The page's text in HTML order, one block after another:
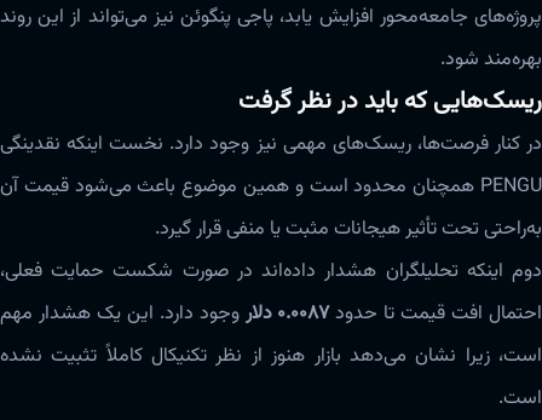
پروژه‌های جامعه‌محور افزایش یابد، پاجی پنگوئن نیز می‌تواند از این روند
بهره‌مند شود.
ریسک‌هایی که باید در نظر گرفت
در کنار فرصت‌ها، ریسک‌های مهمی نیز وجود دارد. نخست اینکه نقدینگی
PENGU همچنان محدود است و همین موضوع باعث می‌شود قیمت آن
به‌راحتی تحت تأثیر هیجانات مثبت یا منفی قرار گیرد.
دوم اینکه تحلیلگران هشدار داده‌اند در صورت شکست حمایت فعلی،
احتمال افت قیمت تا حدود۰.۰۰۸۷ دلار
وجود دارد. این یک هشدار مهم
است، زیرا نشان می‌دهد بازار هنوز از نظر تکنیکال کاملاً تثبیت نشده
است.